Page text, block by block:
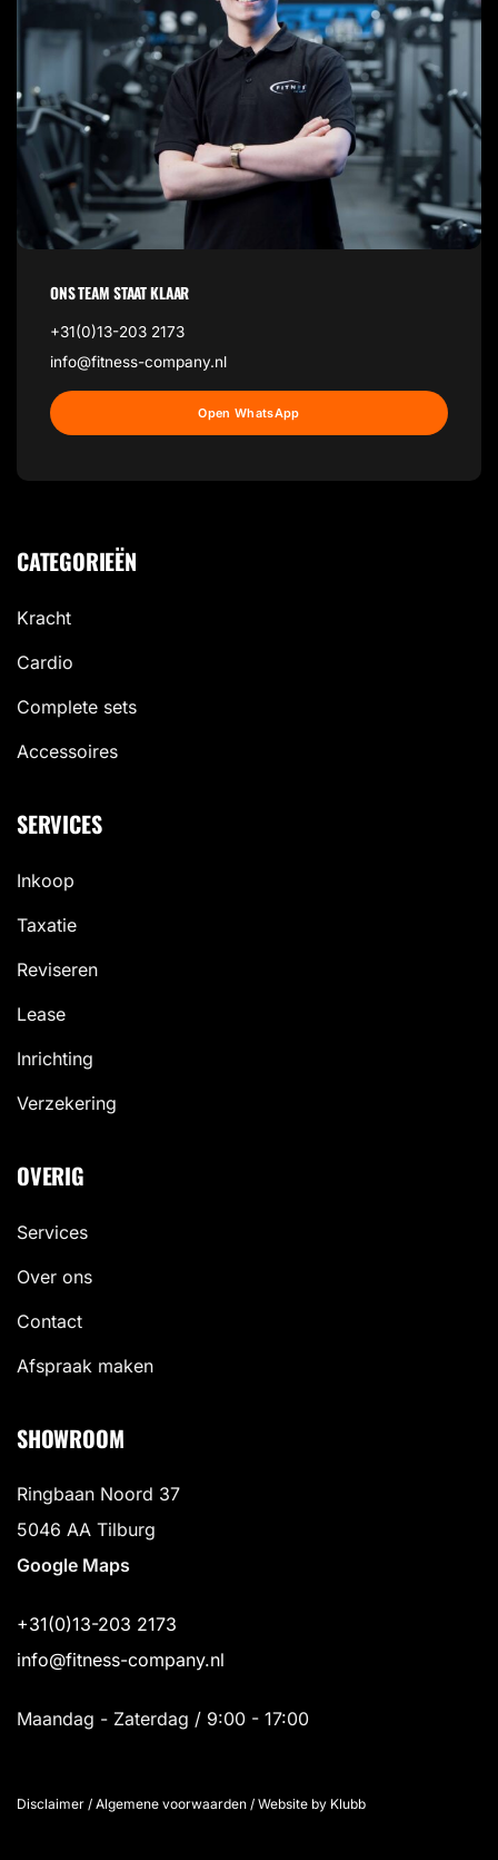
ONS TEAM STAAT KLAAR
+31(0)13-203 2173
info@fitness-company.nl
Open WhatsApp
CATEGORIEËN
Kracht
Cardio
Complete sets
Accessoires
SERVICES
Inkoop
Taxatie
Reviseren
Lease
Inrichting
Verzekering
OVERIG
Services
Over ons
Contact
Afspraak maken
SHOWROOM
Ringbaan Noord 37
5046 AA Tilburg
Google Maps
+31(0)13-203 2173
info@fitness-company.nl
Maandag - Zaterdag / 9:00 - 17:00
Disclaimer / Algemene voorwaarden / Website by Klubb